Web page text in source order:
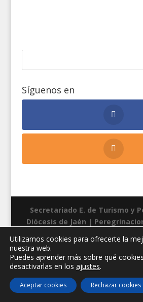
Síguenos en
Secretariado E. de Turismo y
Diócesis de Jaén |
Utilizamos cookies para ofrecerte la
nuestra web.
Puedes aprender más sobre qué
desactivarlas en los ajustes.
Aceptar cookies Rechazar cookies